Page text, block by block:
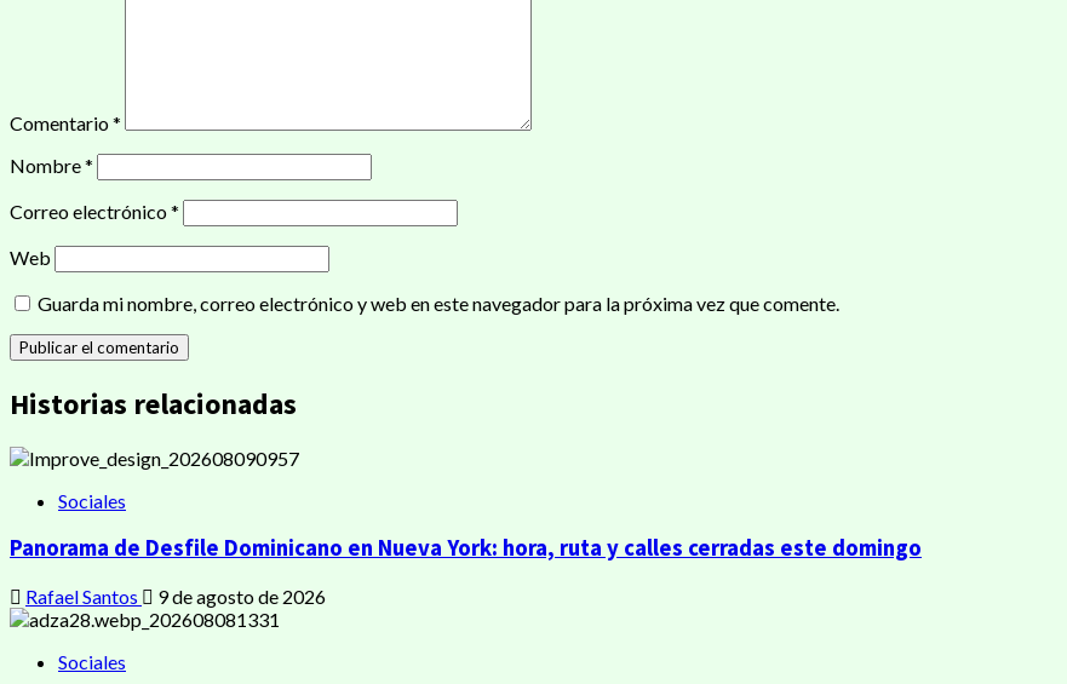
Comentario*
Nombre*
Correo electrónico*
Web
Guarda mi nombre, correo electrónico y web en este navegador para la próxima vez que comente.
Historias relacionadas
Sociales
Panorama de Desfile Dominicano en Nueva York: hora, ruta y calles cerradas este domingo
Rafael Santos 9 de agosto de 2026
Sociales